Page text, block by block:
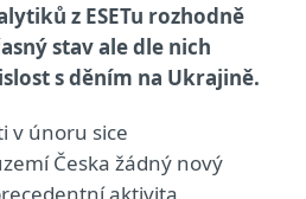
z ESETu rozhodně
stav ale dle nich
s děním na Ukrajině.
v únoru sice
Česka žádný nový